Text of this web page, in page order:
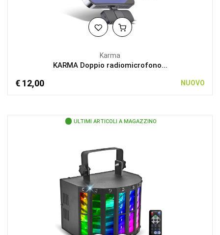
Karma
KARMA Doppio radiomicrofono...
€ 12,00 NUOVO
ULTIMI ARTICOLI A MAGAZZINO